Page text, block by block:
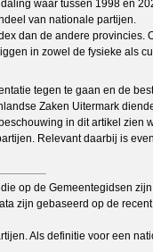
waar tussen 1998 en
van nationale partijen.
dan de andere
in zowel de fysieke als
tegen te gaan en de
Zaken Uitermark
in dit artikel zien
Relevant daarbij is
op de Gemeentegidsen
zijn gebaseerd op de
Als definitie voor een